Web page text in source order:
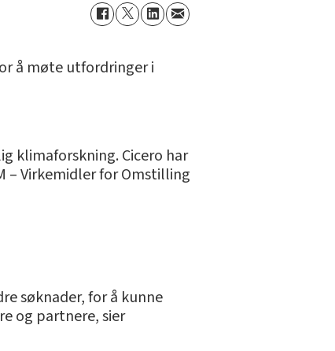
å møte utfordringer i
klimaforskning. Cicero har
– Virkemidler for Omstilling
søknader, for å kunne
og partnere, sier